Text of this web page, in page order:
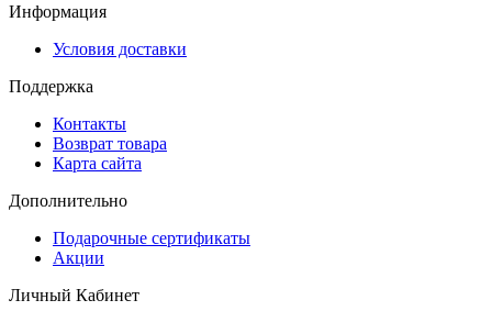
Информация
Условия доставки
Поддержка
Контакты
Возврат товара
Карта сайта
Дополнительно
Подарочные сертификаты
Акции
Личный Кабинет